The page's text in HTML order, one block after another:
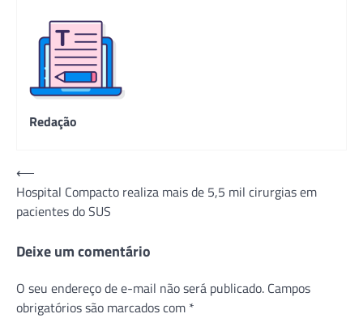
Redação
Navegação
de
Post
⟵
Hospital Compacto realiza mais de 5,5 mil cirurgias em
pacientes do SUS
Deixe um comentário
O seu endereço de e-mail não será publicado. Campos
obrigatórios são marcados com *